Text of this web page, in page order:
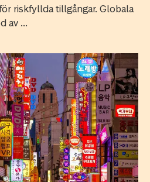
riskfyllda tillgångar. Globala
av ...